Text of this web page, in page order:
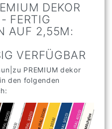
DEKOR
FERTIG
AUF 2,55M:
VERFÜGBAR
PREMIUM dekor
den folgenden